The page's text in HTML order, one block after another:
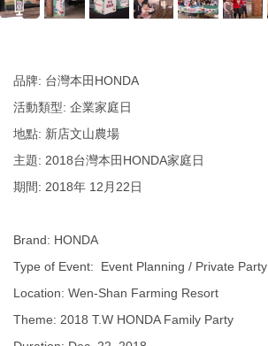
品牌: 台灣本田HONDA
活動類型: 企業家庭日
地點: 新店文山農場
主題: 2018台灣本田HONDA家庭日
期間: 2018年 12月22日
Brand: HONDA
Type of Event: Event Planning / Private Party
Location: Wen-Shan Farming Resort
Theme: 2018 T.W HONDA Family Party